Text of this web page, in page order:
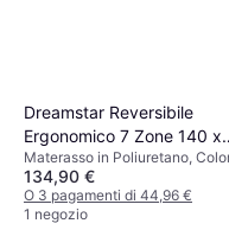
Dreamstar Reversibile
Ergonomico 7 Zone 140 x
200 cm Materasso in
Poliuretano
Materasso in Poliuretano,
Bianco, Riempimento: Schiuma,
Fibra, Poliestere, Materiale:
Poliestere, Fermezza: Medio,
134,90 €
O 3 pagamenti di 44,96 €
1 negozio